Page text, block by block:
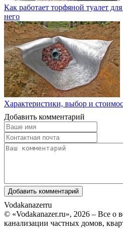
Как работает торфяной туалет
него
Характеристики, выбор и
Добавить комментарий
Vodakanazerru
© «Vodakanazer.ru», 2026 – Все о
канализации частных домов,